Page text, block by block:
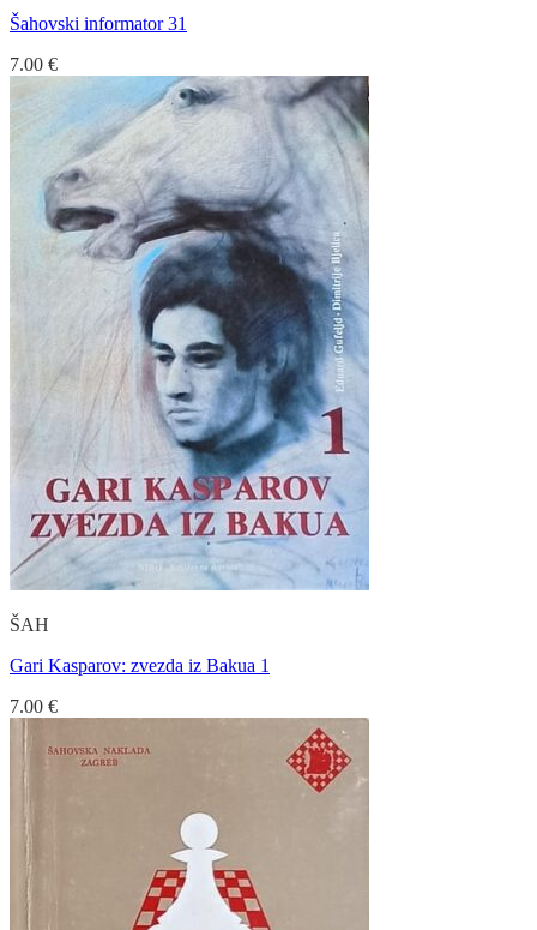
Šahovski informator 31
7.00 €
ŠAH
Gari Kasparov: zvezda iz Bakua 1
7.00 €